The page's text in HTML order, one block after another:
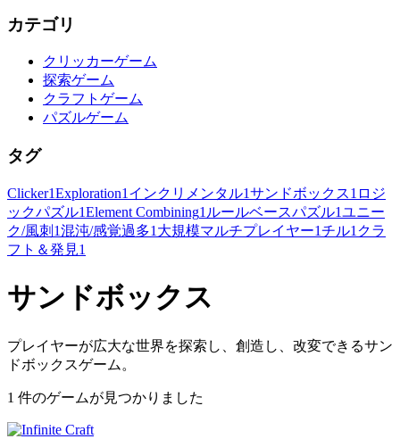
カテゴリ
クリッカーゲーム
探索ゲーム
クラフトゲーム
パズルゲーム
タグ
Clicker1Exploration1 インクリメンタル1サンドボックス1 ロジ
ックパズル1Element Combining1 ルールベースパズル1ユニー
ク/風刺 1混沌/感覚過多1 大規模マルチプレイヤー1チル1 クラ
フト＆発見1
サンドボックス
プレイヤーが広大な世界を探索し、創造し、改変できるサン
ドボックスゲーム。
1 件のゲームが見つかりました